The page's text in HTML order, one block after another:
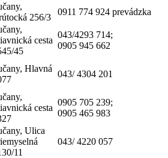
256/3
0911 774 924 prevádzka
cesta
45
043/4293 714;
0905 945 662
Hlavná
043/ 4304 201
cesta
0905 705 239;
0905 465 983
Ulica
11
043/ 4220 057